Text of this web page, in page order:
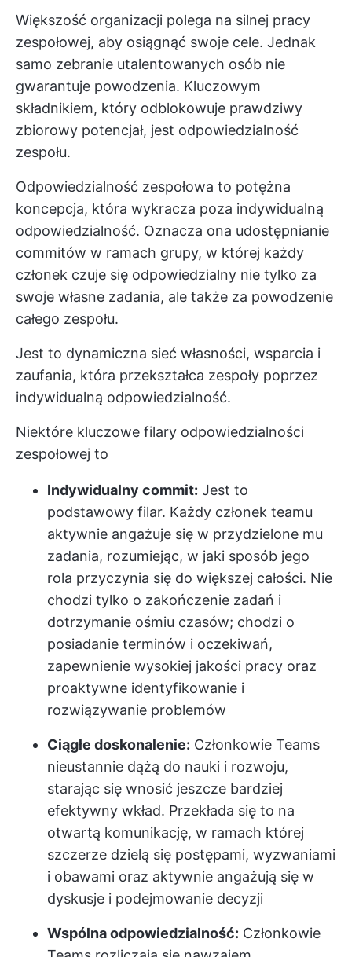
Większość organizacji polega na silnej pracy
zespołowej, aby osiągnąć swoje cele. Jednak
samo zebranie utalentowanych osób nie
gwarantuje powodzenia. Kluczowym
składnikiem, który odblokowuje prawdziwy
zbiorowy potencjał, jest odpowiedzialność
zespołu.
Odpowiedzialność zespołowa to potężna
koncepcja, która wykracza poza indywidualną
odpowiedzialność. Oznacza ona udostępnianie
commitów w ramach grupy, w której każdy
członek czuje się odpowiedzialny nie tylko za
swoje własne zadania, ale także za powodzenie
całego zespołu.
Jest to dynamiczna sieć własności, wsparcia i
zaufania, która przekształca zespoły poprzez
indywidualną odpowiedzialność.
Niektóre kluczowe filary odpowiedzialności
zespołowej to
Indywidualny commit: Jest to
podstawowy filar. Każdy członek teamu
aktywnie angażuje się w przydzielone mu
zadania, rozumiejąc, w jaki sposób jego
rola przyczynia się do większej całości. Nie
chodzi tylko o zakończenie zadań i
dotrzymanie ośmiu czasów; chodzi o
posiadanie terminów i oczekiwań,
zapewnienie wysokiej jakości pracy oraz
proaktywne identyfikowanie i
rozwiązywanie problemów
Ciągłe doskonalenie: Członkowie Teams
nieustannie dążą do nauki i rozwoju,
starając się wnosić jeszcze bardziej
efektywny wkład. Przekłada się to na
otwartą komunikację, w ramach której
szczerze dzielą się postępami, wyzwaniami
i obawami oraz aktywnie angażują się w
dyskusje i podejmowanie decyzji
Wspólna odpowiedzialność: Członkowie